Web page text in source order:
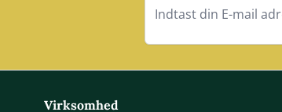
Virksomhed